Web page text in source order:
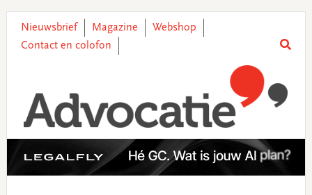
primary
main
primary
footer
Nieuwsbrief Magazine
Webshop
Contact en colofon